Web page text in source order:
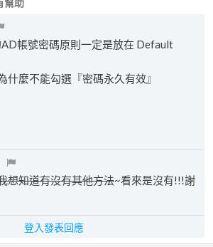
幫助
帳號密碼原則一定是放在 Default
什麼不能勾選『密碼永久有效』
想知道有沒有其他方法~看來是沒有!!!謝
登入發表回應